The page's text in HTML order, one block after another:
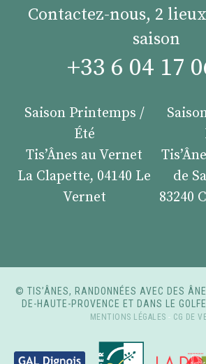
Contactez-nous, 2
saison
+33 6 04 17
Saison Printemps /
Été
Tis’Ânes au Vernet
La Clapette, 04140 Le
Vernet
de
83240
© TIS’ÂNES, RANDONNÉES AVEC DES
DE-HAUTE-PROVENCE ET DANS LE
MENTIONS LÉGALES - CG DE